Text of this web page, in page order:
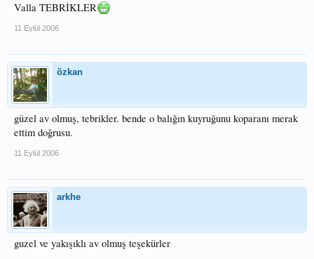
Valla TEBRİKLER
11 Eylül 2006
özkan
güzel av olmuş, tebrikler. bende o balığın kuyruğunu koparanı merak
ettim doğrusu.
11 Eylül 2006
arkhe
guzel ve yakışıklı av olmuş teşekürler